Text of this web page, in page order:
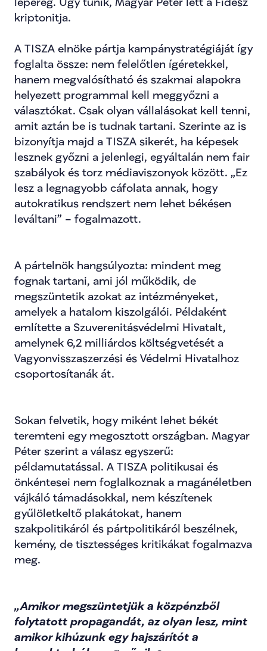
kriptonitja.
A TISZA elnöke pártja kampánystratégiáját így
foglalta össze: nem felelőtlen ígéretekkel,
hanem megvalósítható és szakmai alapokra
helyezett programmal kell meggyőzni a
választókat. Csak olyan vállalásokat kell tenni,
amit aztán be is tudnak tartani. Szerinte az is
bizonyítja majd a TISZA sikerét, ha képesek
lesznek győzni a jelenlegi, egyáltalán nem fair
szabályok és torz médiaviszonyok között. „Ez
lesz a legnagyobb cáfolata annak, hogy
autokratikus rendszert nem lehet békésen
leváltani” – fogalmazott.
A pártelnök hangsúlyozta: mindent meg
fognak tartani, ami jól működik, de
megszüntetik azokat az intézményeket,
amelyek a hatalom kiszolgálói. Példaként
említette a Szuverenitásvédelmi Hivatalt,
amelynek 6,2 milliárdos költségvetését a
Vagyonvisszaszerzési és Védelmi Hivatalhoz
csoportosítanák át.
Sokan felvetik, hogy miként lehet békét
teremteni egy megosztott országban. Magyar
Péter szerint a válasz egyszerű:
példamutatással. A TISZA politikusai és
önkéntesei nem foglalkoznak a magánéletben
vájkáló támadásokkal, nem készítenek
gyűlöletkeltő plakátokat, hanem
szakpolitikáról és pártpolitikáról beszélnek,
kemény, de tisztességes kritikákat fogalmazva
meg.
„Amikor megszüntetjük a közpénzből
folytatott propagandát, az olyan lesz, mint
amikor kihúzunk egy hajszárítót a